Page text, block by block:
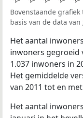
Bovenstaande
basis van de data van
Het aantal
inwoners gegroeid
1.037 inwoners in
Het gemiddelde
van 2011 tot en
Het aantal